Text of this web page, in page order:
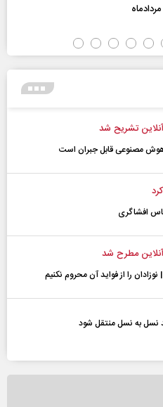
تشریح شد
هوش مصنوعی قابل جبران است
افشاگری
مطرح شد
را از فواید آن محروم نکنیم
نسل به نسل منتقل شود